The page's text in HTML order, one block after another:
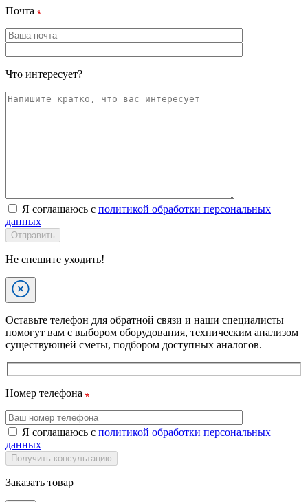
Почта
Что интересует?
Я соглашаюсь с политикой обработки персональных
данных
Отправить
Не спешите уходить!
Оставьте телефон для обратной связи и наши специалисты
помогут вам с выбором оборудования, техническим анализом
существующей сметы, подбором доступных аналогов.
Номер телефона
Я соглашаюсь с политикой обработки персональных
данных
Получить консультацию
Заказать товар